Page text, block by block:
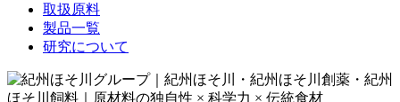
取扱原料
製品一覧
研究について